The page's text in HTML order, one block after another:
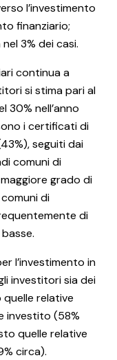
l’investimento
finanziario;
3% dei casi.
continua a
si stima pari al
30% nell’anno
i certificati di
seguiti dai
comuni di
grado di
di
di
l’investimento in
investitori sia dei
relative
investito (58%
quelle relative
circa).